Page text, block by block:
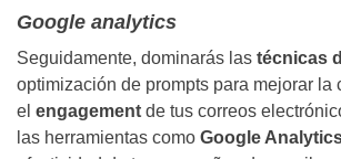
Google analytics
Seguidamente, dominarás las técnicas
optimización de prompts para mejorar la
el engagement de tus correos
las herramientas como Google